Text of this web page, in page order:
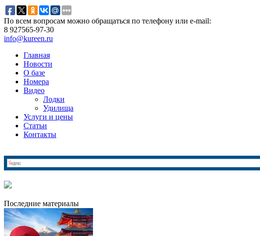
По всем вопросам можно обращаться по телефону или e-mail:
8 927565-97-30
info@kureen.ru
Главная
Новости
О базе
Номера
Видео
Лодки
Удилища
Услуги и цены
Статьи
Контакты
Последние материалы